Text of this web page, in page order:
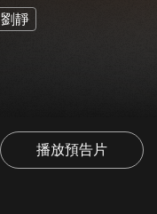
劉靜
播放預告片